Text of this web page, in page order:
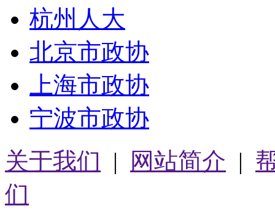
杭州人大
北京市政协
上海市政协
宁波市政协
关于我们 | 网站简介 |
们